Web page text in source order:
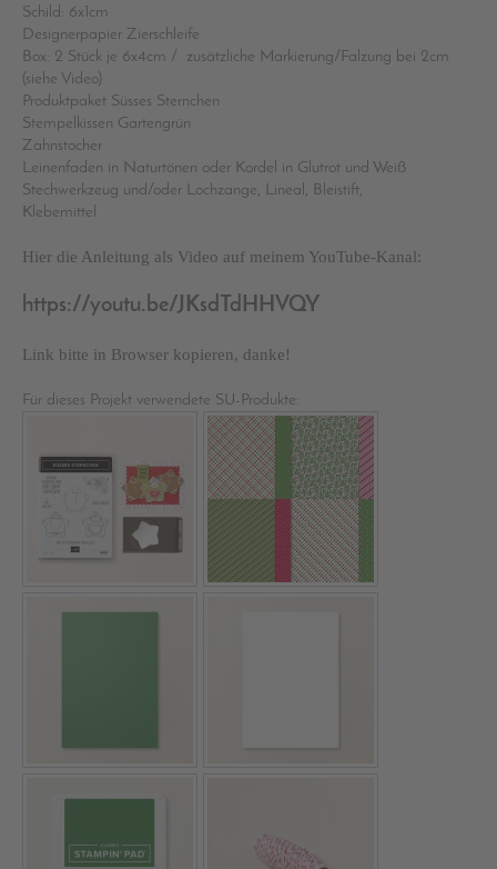
Schild: 6x1cm
Designerpapier Zierschleife
Box: 2 Stück je 6x4cm / zusätzliche Markierung/Falzung bei 2cm
(siehe Video)
Produktpaket Süsses Sternchen
Stempelkissen Gartengrün
Zahnstocher
Leinenfaden in Naturtönen oder Kordel in Glutrot und Weiß
Stechwerkzeug und/oder Lochzange, Lineal, Bleistift,
Klebemittel
Hier die Anleitung als Video auf meinem YouTube-Kanal:
https://youtu.be/JKsdTdHHVQY
Link bitte in Browser kopieren, danke!
Für dieses Projekt verwendete SU-Produkte: